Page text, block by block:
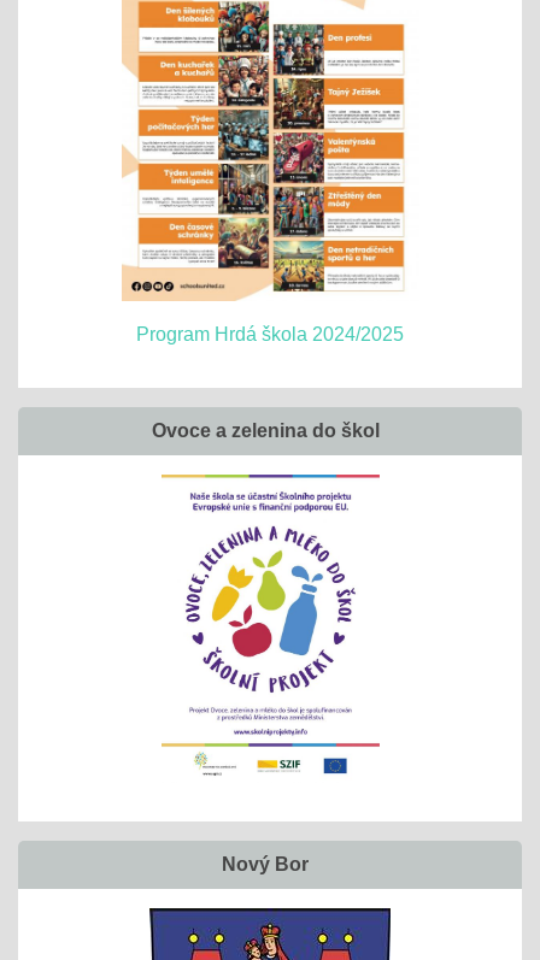
Program Hrdá škola 2024/2025
Ovoce a zelenina do škol
Nový Bor